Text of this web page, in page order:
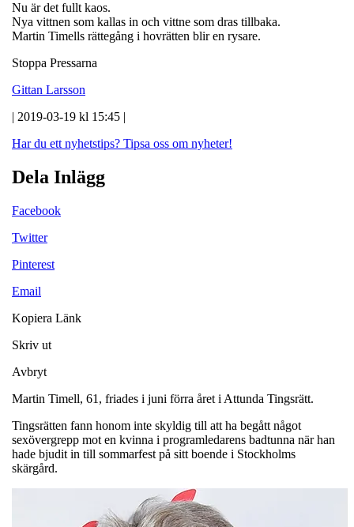
Nu är det fullt kaos.
Nya vittnen som kallas in och vittne som dras tillbaka.
Martin Timells rättegång i hovrätten blir en rysare.
Stoppa Pressarna
Gittan Larsson
| 2019-03-19 kl 15:45 |
Har du ett nyhetstips? Tipsa oss om nyheter!
Dela Inlägg
Facebook
Twitter
Pinterest
Email
Kopiera Länk
Skriv ut
Avbryt
Martin Timell, 61, friades i juni förra året i Attunda Tingsrätt.
Tingsrätten fann honom inte skyldig till att ha begått något
sexövergrepp mot en kvinna i programledarens badtunna när han
hade bjudit in till sommarfest på sitt boende i Stockholms
skärgård.